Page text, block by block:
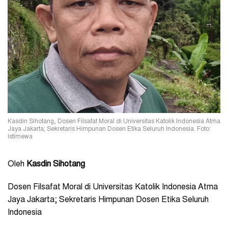
Kasdin Sihotang, Dosen Filsafat Moral di Universitas Katolik Indonesia Atma
Jaya Jakarta; Sekretaris Himpunan Dosen Etika Seluruh Indonesia. Foto:
Istimewa
Oleh Kasdin Sihotang
Dosen Filsafat Moral di Universitas Katolik Indonesia Atma
Jaya Jakarta; Sekretaris Himpunan Dosen Etika Seluruh
Indonesia